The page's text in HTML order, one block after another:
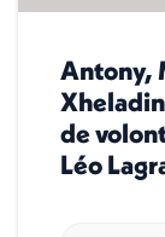
Antony,
de
Léo